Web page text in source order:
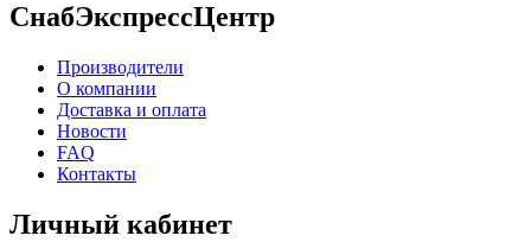
СнабЭкспрессЦентр
Производители
О компании
Доставка и оплата
Новости
FAQ
Контакты
Личный кабинет